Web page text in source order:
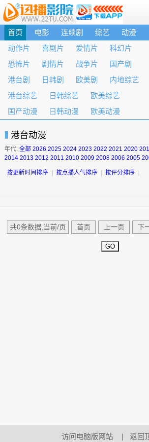
首页 电影 连续剧 综艺
动漫
动作片
喜剧片 爱情片
科幻片
恐怖片
剧情片 战争片
国产剧
港台剧
日韩剧 欧美剧
内地综艺
港台综艺
日韩综艺
欧美综艺
国产动漫
日韩动漫 欧美动漫
港台动漫
年代: 全部 2026 2025 2024 2023 2022 2021 2020
2014 2013 2012 2011 2010 2009 2008 2006 2005
按更新时间排序 按点播人气排序 按评分排序
共0条数据,当前/页 首页 上一页 下
GO
访问电脑版网站 | 返回